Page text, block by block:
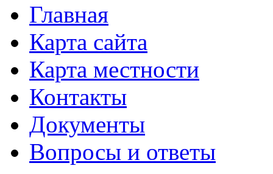
Главная
Карта сайта
Карта местности
Контакты
Документы
Вопросы и ответы